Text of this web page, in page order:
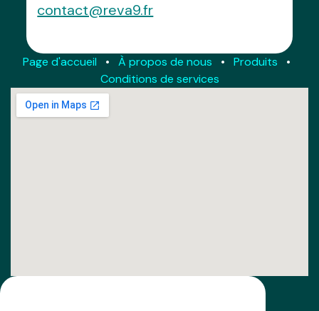
contact@reva9.fr
Page d'accueil • À propos de nous • Produits
•
Conditions de services